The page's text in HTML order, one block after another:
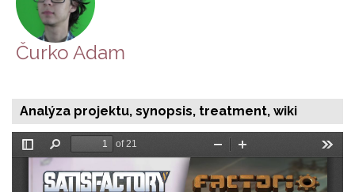
Čurko Adam
Analýza projektu, synopsis, treatment, wiki